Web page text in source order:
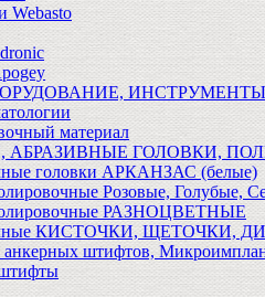
Webasto
материал
АБРАЗИВНЫЕ ГОЛОВКИ,
головки АРКАНЗАС (белые)
Розовые, Голубые,
РАЗНОЦВЕТНЫЕ
КИСТОЧКИ, ЩЕТОЧКИ,
штифтов,